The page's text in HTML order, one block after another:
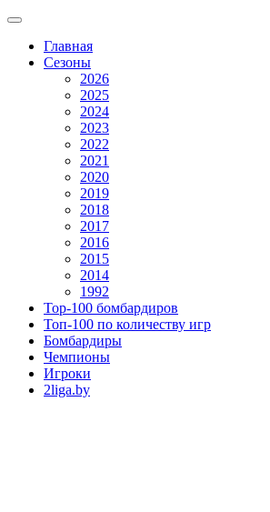
Главная
Сезоны
2026
2025
2024
2023
2022
2021
2020
2019
2018
2017
2016
2015
2014
1992
Top-100 бомбардиров
Топ-100 по количеству игр
Бомбардиры
Чемпионы
Игроки
2liga.by